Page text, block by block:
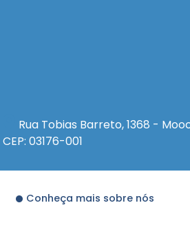
Rua Tobias Barreto, 1368 -
CEP: 03176-001
Conheça mais sobre nós